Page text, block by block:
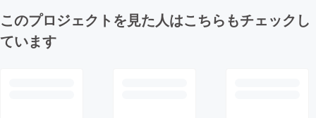
このプロジェクトを見た人はこちらもチェックし
ています